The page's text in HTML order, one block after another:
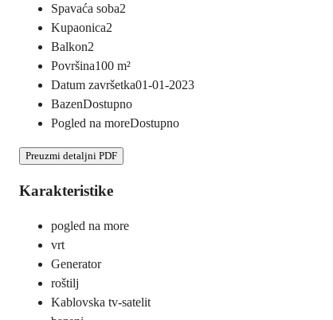
Spavaća soba2
Kupaonica2
Balkon2
Površina100 m²
Datum završetka01-01-2023
BazenDostupno
Pogled na moreDostupno
Preuzmi detaljni PDF
Karakteristike
pogled na more
vrt
Generator
roštilj
Kablovska tv-satelit